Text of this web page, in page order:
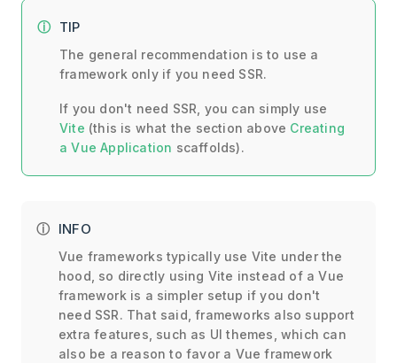
TIP
The general recommendation is to use a
framework only if you need SSR.
If you don't need SSR, you can simply use
Vite (this is what the section above Creating
a Vue Application scaffolds).
INFO
Vue frameworks typically use Vite under the
hood, so directly using Vite instead of a Vue
framework is a simpler setup if you don't
need SSR. That said, frameworks also support
extra features, such as UI themes, which can
also be a reason to favor a Vue framework